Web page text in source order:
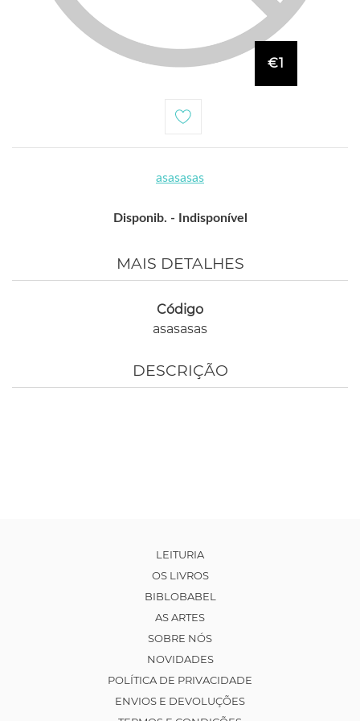
€1
asasasas
Disponib. - Indisponível
MAIS DETALHES
Código
asasasas
DESCRIÇÃO
LEITURIA
OS LIVROS
BIBLOBABEL
AS ARTES
SOBRE NÓS
NOVIDADES
POLÍTICA DE PRIVACIDADE
ENVIOS E DEVOLUÇÕES